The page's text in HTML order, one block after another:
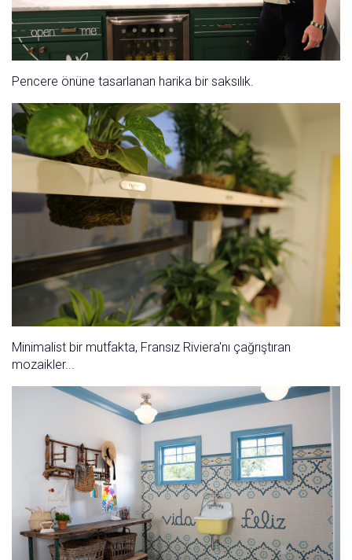
Pencere önüne tasarlanan harika bir saksılık.
Minimalist bir mutfakta, Fransız Riviera'nı çağrıştıran
mozaikler...